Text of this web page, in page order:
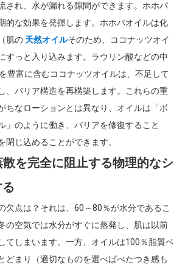
され、水が漏れる隙間ができます。ホホバ
的な効果を発揮します。ホホバオイルは化
肌の 天然オイルそのため、ココナッツオイ
すっと入り込みます。ラウリン酸などの中
豊富に含むココナッツオイルは、不足して
、バリア構造を再構築します。これらの重
ちなローションとは異なり、オイルは「ボ
」のように働き、バリアを修復すること
閉じ込めることができます。
を完全に阻止する物理的なシ
欠点は？それは、60～80％が水分であるこ
の空気では水分がすぐに蒸発し、肌は以前
てしまいます。一方、オイルは100％脂質ベ
どまり（適切なものを選べばべたつき感も